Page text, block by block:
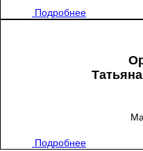
Подробнее
Подробнее